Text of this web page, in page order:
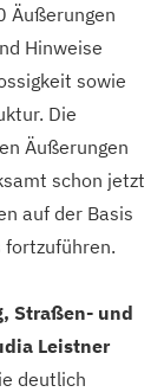
Äußerungen
Hinweise
sowie
Die
Äußerungen
schon jetzt
auf der Basis
fortzuführen.
Straßen- und
Leistner
deutlich